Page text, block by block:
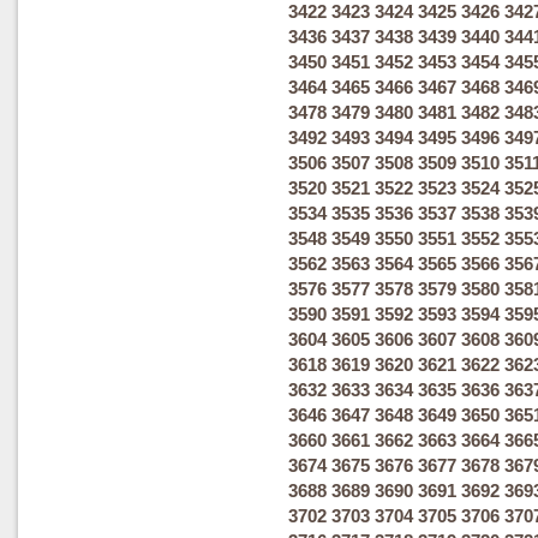
3422 3423 3424 3425 3426
3436 3437 3438 3439 3440
3450 3451 3452 3453 3454
3464 3465 3466 3467 3468
3478 3479 3480 3481 3482
3492 3493 3494 3495 3496
3506 3507 3508 3509 3510
3520 3521 3522 3523 3524
3534 3535 3536 3537 3538
3548 3549 3550 3551 3552
3562 3563 3564 3565 3566
3576 3577 3578 3579 3580
3590 3591 3592 3593 3594
3604 3605 3606 3607 3608
3618 3619 3620 3621 3622
3632 3633 3634 3635 3636
3646 3647 3648 3649 3650
3660 3661 3662 3663 3664
3674 3675 3676 3677 3678
3688 3689 3690 3691 3692
3702 3703 3704 3705 3706